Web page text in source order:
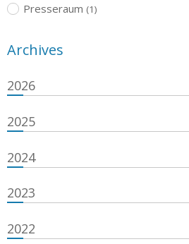
Presseraum (1)
Archives
2026
2025
2024
2023
2022